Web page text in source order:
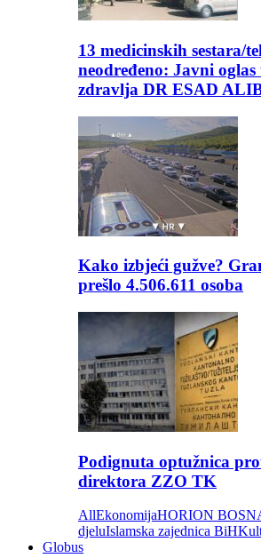
13 medicinskih sestara/
neodređeno: Javni
zdravlja DR ESAD
Kako izbjeći gužve?
prešlo 4.506.611 osoba
Podignuta optužnica
direktora ZZO TK
AllEkonomijaHORION
djeluIslamska zajednica BiH
Globus